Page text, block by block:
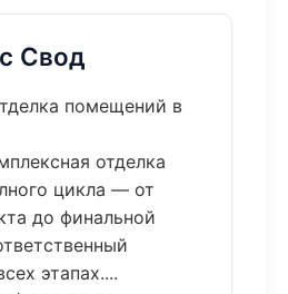
Свод
помещений в
отделка
цикла — от
до финальной
этапах....